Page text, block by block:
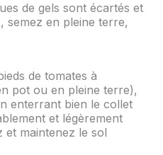
de gels sont écartés et
semez en pleine terre,
de tomates à
pot ou en pleine terre),
enterrant bien le collet
et légèrement
et maintenez le sol